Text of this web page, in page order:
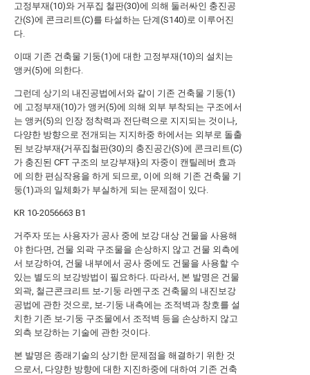
고정부재(10)와 거푸집 철판(30)에 의해 둘러싸인 충진공
간(S)에 콘크리트(C)를 타설하는 단계(S140)로 이루어진
다.
이때 기존 건축물 기둥(1)에 대한 고정부재(10)의 설치는
앵커(5)에 의한다.
그런데 상기의 내진공법에서와 같이 기존 건축물 기둥(1)
에 고정부재(10)가 앵커(5)에 의해 외부 부착되는 구조에서
는 앵커(5)의 인장 정착력과 전단력으로 지지되는 것이나,
다양한 방향으로 전개되는 지지하중 하에서는 외부로 돌출
된 보강부재{거푸집철판(30)의 충진공간(S)에 콘크리트(C)
가 충진된 CFT 구조의 보강부재}의 자중이 캔틸레버 효과
에 의한 편심작용을 하게 되므로, 이에 의해 기존 건축물 기
둥(1)과의 일체화가 부실하게 되는 문제점이 있다.
KR 10-2056663 B1
거주자 또는 사용자가 공사 중에 보강 대상 건물을 사용해
야 한다면, 건물 외곽 구조물을 손상하지 않고 건물 외측에
서 보강하여, 건물 내부에서 공사 중에도 건물을 사용할 수
있는 별도의 보강방법이 필요하다. 따라서, 본 발명은 건물
외곽, 철근콘크리트 보-기둥 라멘구조 건축물의 내진보강
공법에 관한 것으로, 보-기둥 내측에는 조적벽과 창호를 설
치한 기존 보-기둥 구조물에서 조적벽 등을 손상하지 않고
외측 보강하는 기술에 관한 것이다.
본 발명은 종래기술의 상기한 문제점을 해결하기 위한 것
으로서, 다양한 방향에 대한 지진하중에 대하여 기존 건축